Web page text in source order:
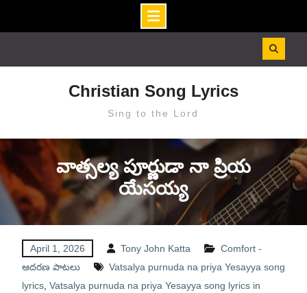
Christian Song Lyrics
Sing to the Lord
వాత్సల్య పూర్ణుడా నా ప్రియ
యేసయ్య
April 1, 2026 Tony John Katta
Comfort -
ఆదరణ పాటలు
Vatsalya purnuda na priya Yesayya song
lyrics, Vatsalya purnuda na priya Yesayya song lyrics in